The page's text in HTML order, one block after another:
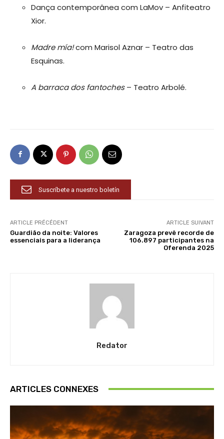
Dança contemporânea com LaMov – Anfiteatro
Xior.
Madre mía!com Marisol Aznar – Teatro das
Esquinas.
A barraca dos fantoches– Teatro Arbolé.
Suscríbete a nuestro boletín
ARTICLE PRÉCÉDENT
Guardião da noite: Valores
essenciais para a liderança
ARTICLE SUIVANT
Zaragoza prevê recorde de
106.897 participantes na
Oferenda 2025
Redator
ARTICLES CONNEXES